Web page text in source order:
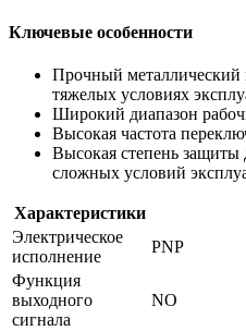
Ключевые особенности
Прочный металлический
тяжелых условиях
Широкий диапазон
Высокая частота
Высокая степень защиты
сложных условий
Характеристики
Электрическое
исполнение
PNP
Функция
выходного
сигнала
NO